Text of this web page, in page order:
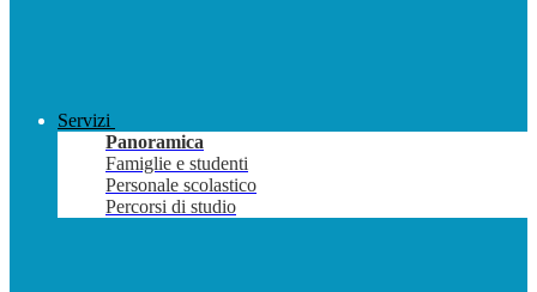
Servizi
Panoramica
Famiglie e studenti
Personale scolastico
Percorsi di studio